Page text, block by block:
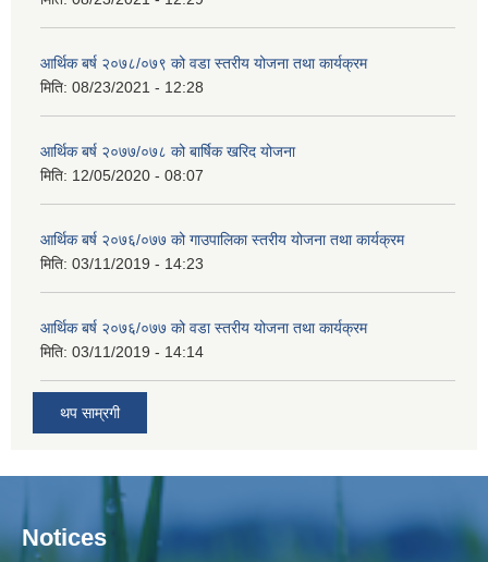
आर्थिक बर्ष २०७८/०७९ को वडा स्तरीय योजना तथा कार्यक्रम
मिति: 08/23/2021 - 12:28
आर्थिक बर्ष २०७७/०७८ को बार्षिक खरिद योजना
मिति: 12/05/2020 - 08:07
आर्थिक बर्ष २०७६/०७७ को गाउपालिका स्तरीय योजना तथा कार्यक्रम
मिति: 03/11/2019 - 14:23
आर्थिक बर्ष २०७६/०७७ को वडा स्तरीय योजना तथा कार्यक्रम
मिति: 03/11/2019 - 14:14
थप साम्रगी
Notices